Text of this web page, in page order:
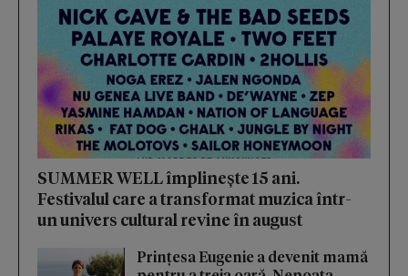
SUMMER WELL împlinește 15 ani.
Festivalul care a transformat muzica într-
un univers cultural revine în august
Prințesa Eugenie a devenit mamă